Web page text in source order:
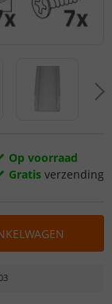
Op voorraad
Gratis verzending